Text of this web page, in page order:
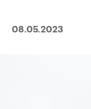
Deutschlandfunk
08.05.2023